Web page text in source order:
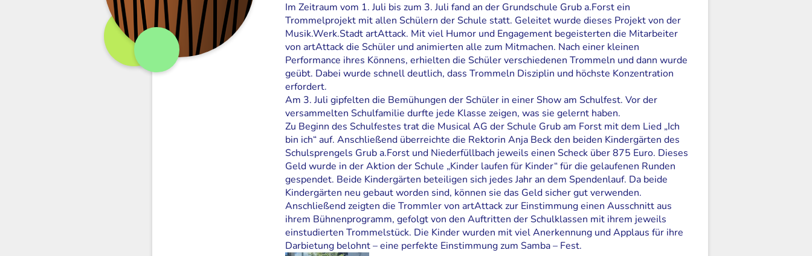
Im Zeitraum vom 1. Juli bis zum 3. Juli fand an der Grundschule Grub a.Forst ein
Trommelprojekt mit allen Schülern der Schule statt. Geleitet wurde dieses Projekt von der
Musik.Werk.Stadt artAttack. Mit viel Humor und Engagement begeisterten die Mitarbeiter
von artAttack die Schüler und animierten alle zum Mitmachen. Nach einer kleinen
Performance ihres Könnens, erhielten die Schüler verschiedenen Trommeln und dann wurde
geübt. Dabei wurde schnell deutlich, dass Trommeln Disziplin und höchste Konzentration
erfordert.
Am 3. Juli gipfelten die Bemühungen der Schüler in einer Show am Schulfest. Vor der
versammelten Schulfamilie durfte jede Klasse zeigen, was sie gelernt haben.
Zu Beginn des Schulfestes trat die Musical AG der Schule Grub am Forst mit dem Lied „Ich
bin ich“ auf. Anschließend überreichte die Rektorin Anja Beck den beiden Kindergärten des
Schulsprengels Grub a.Forst und Niederfüllbach jeweils einen Scheck über 875 Euro. Dieses
Geld wurde in der Aktion der Schule „Kinder laufen für Kinder“ für die gelaufenen Runden
gespendet. Beide Kindergärten beteiligen sich jedes Jahr an dem Spendenlauf. Da beide
Kindergärten neu gebaut worden sind, können sie das Geld sicher gut verwenden.
Anschließend zeigten die Trommler von artAttack zur Einstimmung einen Ausschnitt aus
ihrem Bühnenprogramm, gefolgt von den Auftritten der Schulklassen mit ihrem jeweils
einstudierten Trommelstück. Die Kinder wurden mit viel Anerkennung und Applaus für ihre
Darbietung belohnt – eine perfekte Einstimmung zum Samba – Fest.